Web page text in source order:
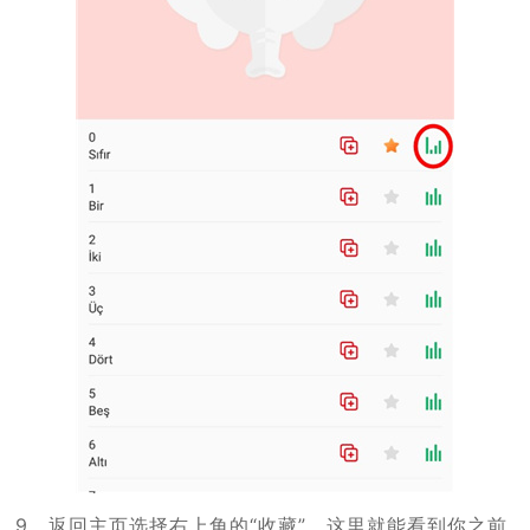
9、返回主页选择右上角的“收藏”，这里就能看到你之前